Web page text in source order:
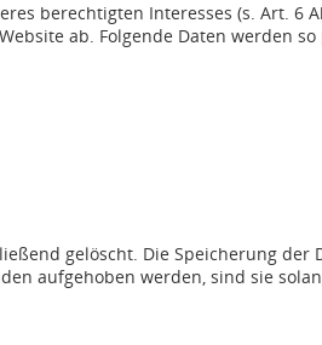
berechtigten Interesses (s. Art. 6
ab. Folgende Daten werden
gelöscht. Die Speicherung
aufgehoben werden, sind sie